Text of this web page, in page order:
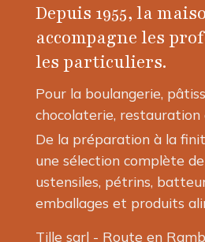
Depuis 1955, la
accompagne les
les particuliers.
Pour la boulangerie,
chocolaterie, restauration
De la préparation à la
une sélection complète
ustensiles, pétrins,
emballages et produits
Tille sarl - Route en